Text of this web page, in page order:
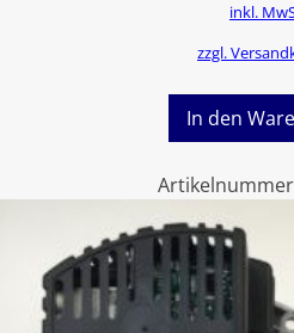
inkl.
zzgl.
In den